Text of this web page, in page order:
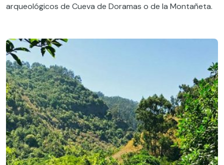
arqueológicos de Cueva de Doramas o de la Montañeta.